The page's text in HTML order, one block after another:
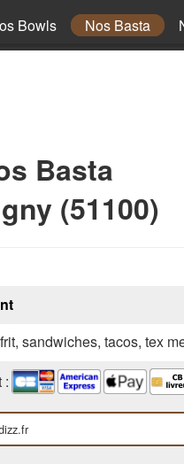
Bowls Nos Basta
Basta
(51100)
sandwiches, tacos, tex
: